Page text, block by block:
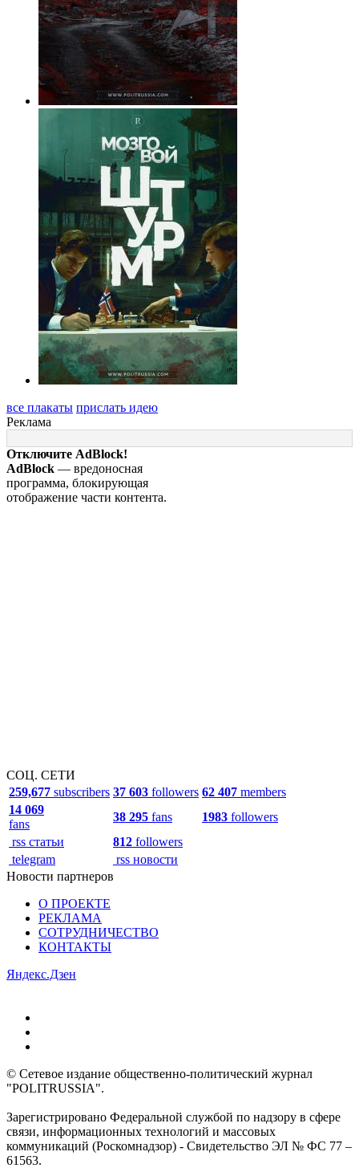
все плакаты прислать идею
Реклама
Отключите AdBlock!
AdBlock — вредоносная
программа, блокирующая
отображение части контента.
СОЦ. СЕТИ
259,677 subscribers 37 603 followers 62 407 members
14 069
fans
38 295 fans 1983 followers
rss статьи
812 followers
telegram
rss новости
Новости партнеров
О ПРОЕКТЕ
РЕКЛАМА
СОТРУДНИЧЕСТВО
КОНТАКТЫ
Яндекс.Дзен
© Сетевое издание общественно-политический журнал
"POLITRUSSIA".
Зарегистрировано Федеральной службой по надзору в сфере
связи, информационных технологий и массовых
коммуникаций (Роскомнадзор) - Свидетельство ЭЛ № ФС 77 –
61563.